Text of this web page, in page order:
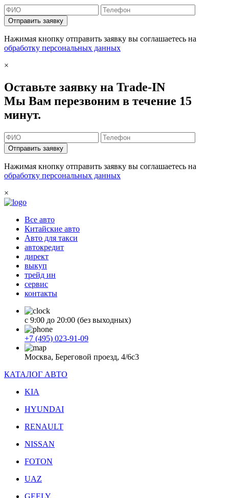
Отправить заявку
Нажимая кнопку отправить заявку вы соглашаетесь на
обработку персональных данных
×
Оставьте заявку на Trade-IN
Мы Вам перезвоним в течение 15
минут.
Отправить заявку
Нажимая кнопку отправить заявку вы соглашаетесь на
обработку персональных данных
×
Все авто
Китайские авто
Авто для такси
автокредит
директ
выкуп
трейд ин
сервис
контакты
с 9:00 до 20:00 (без выходных)
+7 (495) 023-91-09
Москва, Береговой проезд, 4/6с3
КАТАЛОГ АВТО
KIA
HYUNDAI
RENAULT
NISSAN
FOTON
UAZ